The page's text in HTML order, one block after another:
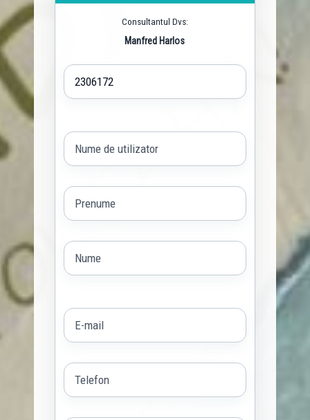
Consultantul Dvs:
Manfred Harlos